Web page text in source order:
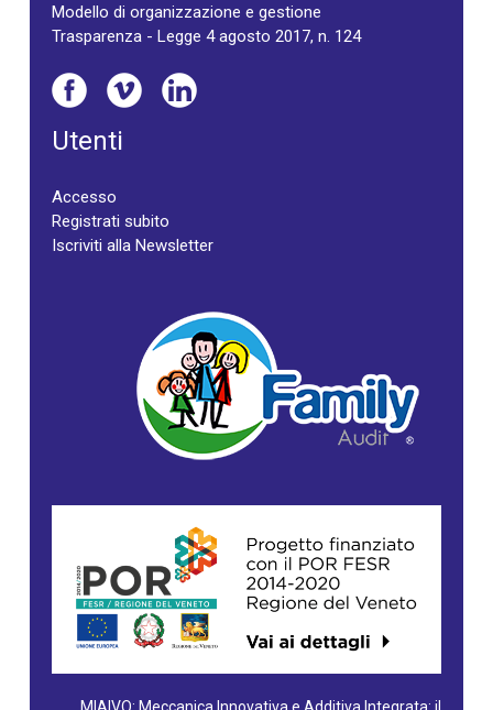
Modello di organizzazione e gestione
Trasparenza - Legge 4 agosto 2017, n. 124
Utenti
Accesso
Registrati subito
Iscriviti alla Newsletter
MIAIVO: Meccanica Innovativa e Additiva Integrata: il